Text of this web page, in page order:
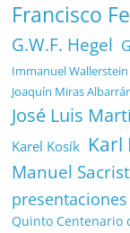
Francisco
G.W.F. Hegel
Immanuel Wallerstein
Joaquín Miras
José Luis
Karel Kosík Karl
Manuel
presentaciones
Quinto Centenario